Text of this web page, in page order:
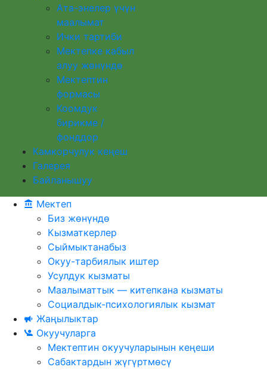
Ата-энелер үчүн
маалымат
Ички тартиби
Мектепке кабыл
алуу жөнүндө
Мектептин
формасы
Коомдук
бирикме /
фонддор
Камкорчулук кеңеш
Галерея
Байланышуу
Мектеп
Биз жөнүндө
Кызматкерлер
Сыймыктанабыз
Окуу-тарбиялык иштер
Усулдук кызматы
Маалыматтык — китепкана кызматы
Социалдык-психологиялык кызмат
Жаңылыктар
Окуучуларга
Мектептин окуучуларынын кеңеши
Сабактардын жүгүртмѳсү